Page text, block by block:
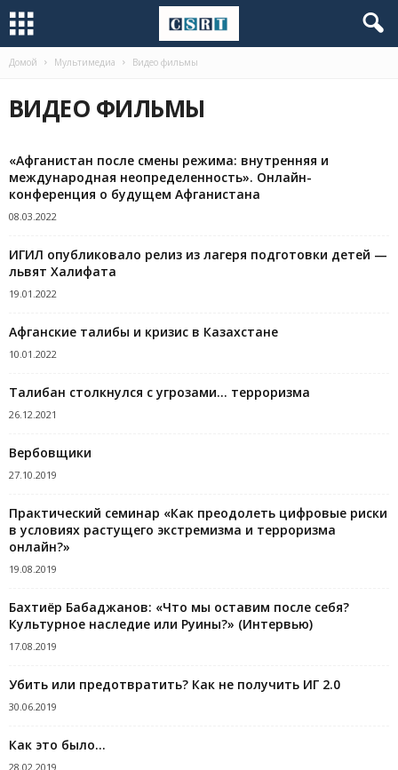
Домой Мультимедиа Видео фильмы
ВИДЕО ФИЛЬМЫ
«Афганистан после смены режима: внутренняя и
международная неопределенность». Онлайн-
конференция о будущем Афганистана
08.03.2022
ИГИЛ опубликовало релиз из лагеря подготовки детей —
львят Халифата
19.01.2022
Афганские талибы и кризис в Казахстане
10.01.2022
Талибан столкнулся с угрозами… терроризма
26.12.2021
Вербовщики
27.10.2019
Практический семинар «Как преодолеть цифровые риски
в условиях растущего экстремизма и терроризма
онлайн?»
19.08.2019
Бахтиёр Бабаджанов: «Что мы оставим после себя?
Культурное наследие или Руины?» (Интервью)
17.08.2019
Убить или предотвратить? Как не получить ИГ 2.0
30.06.2019
Как это было…
28.02.2019